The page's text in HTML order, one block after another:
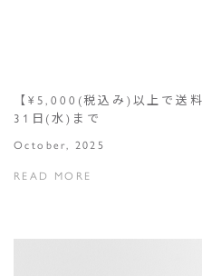
【¥5,000(税込み)以上で送
31日(水)まで
October, 2025
READ MORE